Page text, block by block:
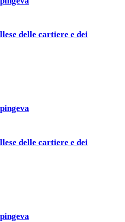
delle cartiere e dei
delle cartiere e dei